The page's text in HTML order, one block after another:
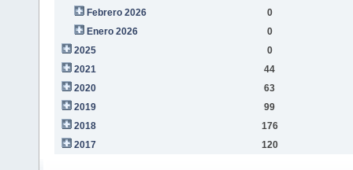
Febrero 2026
0
Enero 2026
0
2025
0
2021
44
2020
63
2019
99
2018
176
2017
120